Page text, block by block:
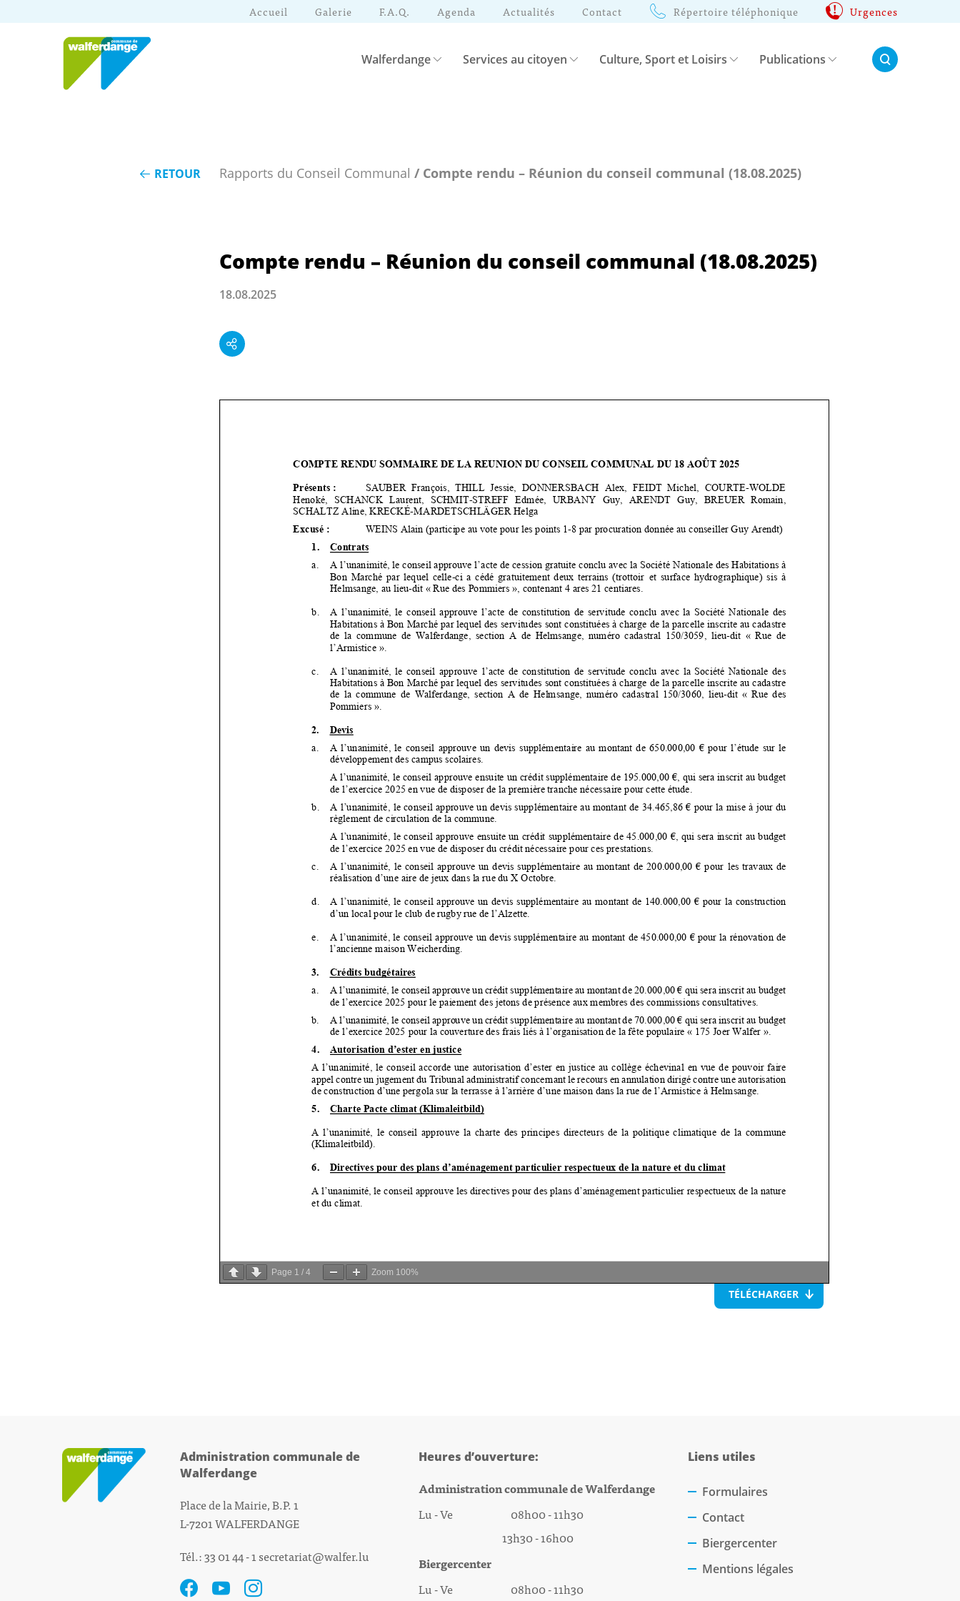
Accueil Galerie F.A.Q. Agenda Actualités Contact Répertoire téléphonique Urgences
Walferdange Services au citoyen Culture, Sport et Loisirs Publications Rechercher:
RETOUR Rapports du Conseil Communal / Compte rendu – Réunion du conseil communal (18.08.2025)
Compte rendu – Réunion du conseil communal (18.08.2025)
18.08.2025
Page 1 / 4 Zoom 100%
TÉLÉCHARGER
Administration communale de
Walferdange
Place de la Mairie, B.P. 1
L-7201 WALFERDANGE
Tél.: 33 01 44 - 1secretariat@walfer.lu
Heures d’ouverture:
Administration communale de Walferdange
Lu - Ve 08h00 - 11h30
13h30 - 16h00
Biergercenter
Lu - Ve 08h00 - 11h30
Liens utiles
Formulaires
Contact
Biergercenter
Mentions légales